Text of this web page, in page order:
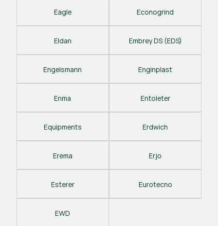
Eagle Econogrind
Eldan Embrey DS (EDS)
Engelsmann Enginplast
Enma Entoleter
Equipments Erdwich
Erema Erjo
Esterer Eurotecno
EWD